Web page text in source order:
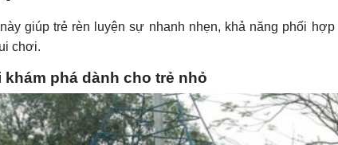
giúp trẻ rèn luyện sự nhanh nhẹn, khả năng phối
chơi.
phá dành cho trẻ nhỏ